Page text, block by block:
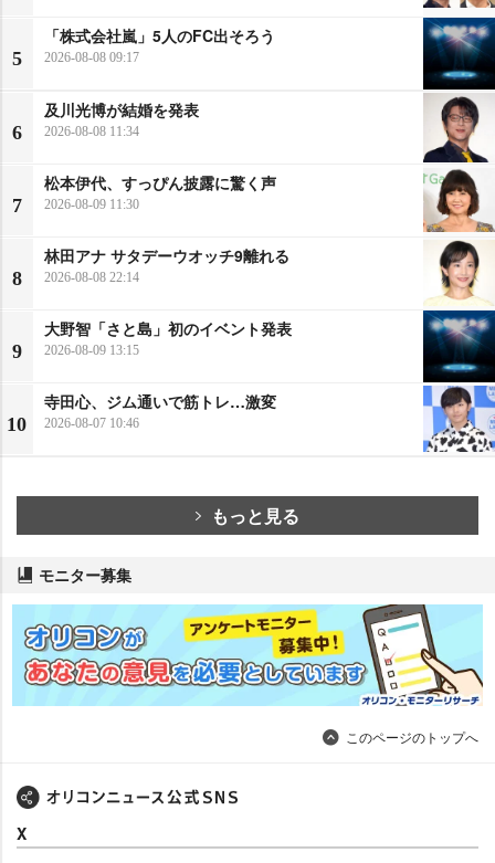
5
「株式会社嵐」5人のFC出そろう
2026-08-08 09:17
6
及川光博が結婚を発表
2026-08-08 11:34
7
松本伊代、すっぴん披露に驚く声
2026-08-09 11:30
8
林田アナ サタデーウオッチ9離れる
2026-08-08 22:14
9
大野智「さと島」初のイベント発表
2026-08-09 13:15
10
寺田心、ジム通いで筋トレ…激変
2026-08-07 10:46
もっと見る
モニター募集
このページのトップへ
X